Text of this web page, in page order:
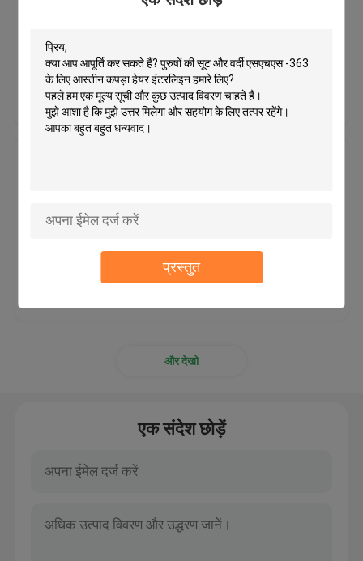
प्रस्तुत
बिना बुना हुआ कपड़ा
पीपी spunbond गैर बुने हुए कपड़े
spunlace nonwoven कपड़े
MOQ：500 पीसी
सबसे अच्छी कीमत हमसे संपर्क करें
मूल्य：बातचीत योग्य
सबसे अच्छी कीमत हमसे संपर्क करें
और देखो
एक संदेश छोड़ें